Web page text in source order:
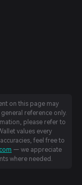
on this page may
reference only.
please refer to
values every
feel free to
— we appreciate
where needed.